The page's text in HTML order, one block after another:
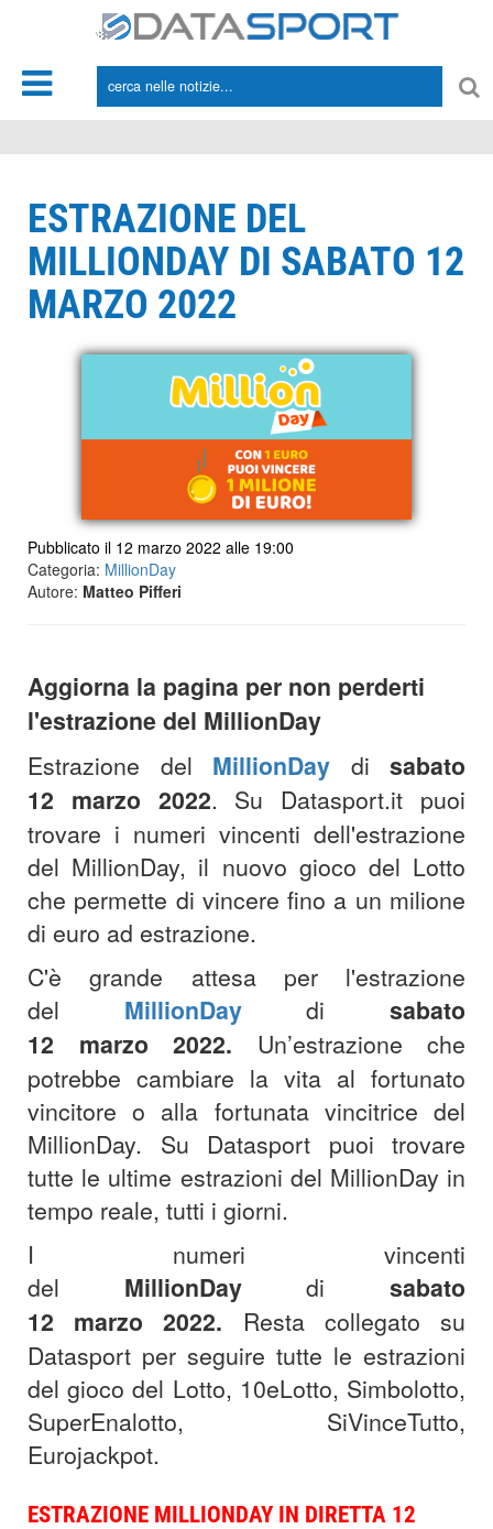
ESTRAZIONE DEL
MILLIONDAY DI SABATO 12
MARZO 2022
Pubblicato il 12 marzo 2022 alle 19:00
Categoria: MillionDay
Autore: Matteo Pifferi
Aggiorna la pagina per non perderti
l'estrazione del MillionDay
Estrazione del MillionDay di sabato
12 marzo 2022. Su Datasport.it puoi
trovare i numeri vincenti dell'estrazione
del MillionDay, il nuovo gioco del Lotto
che permette di vincere fino a un milione
di euro ad estrazione.
C'è grande attesa per l'estrazione
del MillionDaydisabato
12
marzo 2022. Un’estrazione che
potrebbe cambiare la vita al fortunato
vincitore o alla fortunata vincitrice del
MillionDay. Su Datasport puoi trovare
tutte le ultime estrazioni del MillionDay in
tempo reale, tutti i giorni.
I numeri vincenti
del MillionDaydisabato
12 marzo 2022. Resta collegato su
Datasport per seguire tutte le estrazioni
del gioco del Lotto, 10eLotto, Simbolotto,
SuperEnalotto, SiVinceTutto,
Eurojackpot.
ESTRAZIONE MILLIONDAY IN DIRETTA 12